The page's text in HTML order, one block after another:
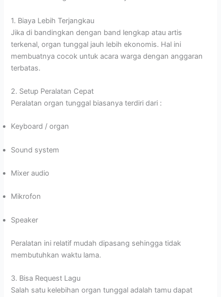
1. Biaya Lebih Terjangkau
Jika di bandingkan dengan band lengkap atau artis
terkenal, organ tunggal jauh lebih ekonomis. Hal ini
membuatnya cocok untuk acara warga dengan anggaran
terbatas.
2. Setup Peralatan Cepat
Peralatan organ tunggal biasanya terdiri dari :
Keyboard / organ
Sound system
Mixer audio
Mikrofon
Speaker
Peralatan ini relatif mudah dipasang sehingga tidak
membutuhkan waktu lama.
3. Bisa Request Lagu
Salah satu kelebihan organ tunggal adalah tamu dapat